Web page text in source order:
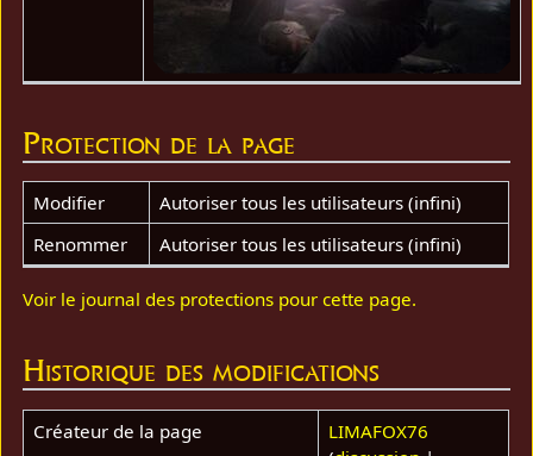
Protection de la page
Modifier
Autoriser tous les utilisateurs (infini)
Renommer
Autoriser tous les utilisateurs (infini)
Voir le journal des protections pour cette page.
Historique des modifications
Créateur de la page
LIMAFOX76